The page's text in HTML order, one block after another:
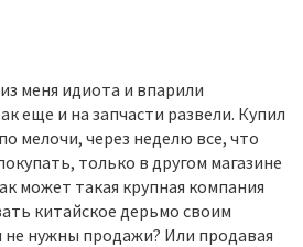
меня идиота и впарили
еще и на запчасти развели. Купил
мелочи, через неделю все, что
только в другом магазине
может такая крупная компания
китайское дерьмо своим
не нужны продажи? Или продавая